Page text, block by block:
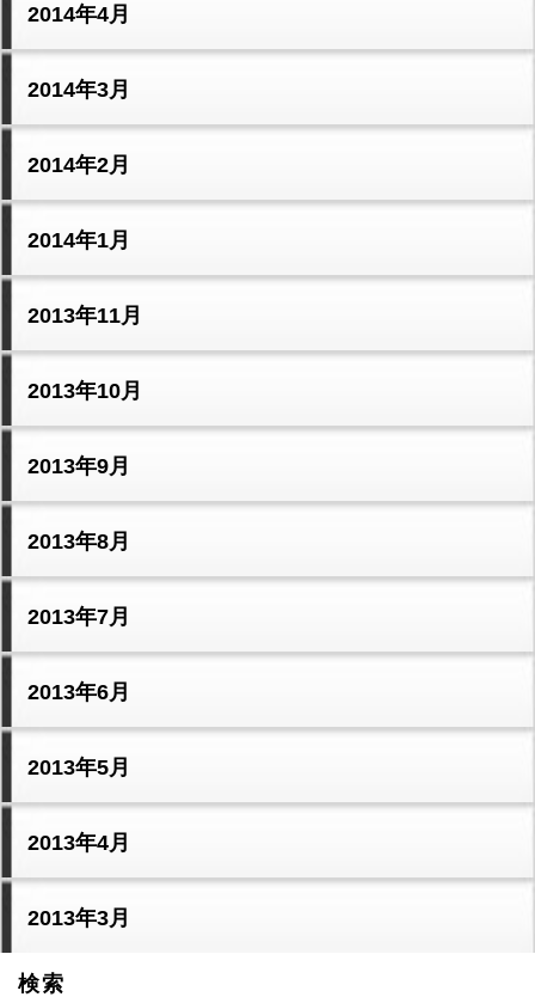
2014年4月
2014年3月
2014年2月
2014年1月
2013年11月
2013年10月
2013年9月
2013年8月
2013年7月
2013年6月
2013年5月
2013年4月
2013年3月
検索